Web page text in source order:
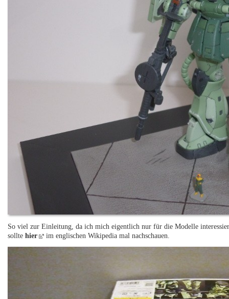
So viel zur Einleitung, da ich mich eigentlich nur für die Modelle
solltehier im englischen Wikipedia mal nachschauen.